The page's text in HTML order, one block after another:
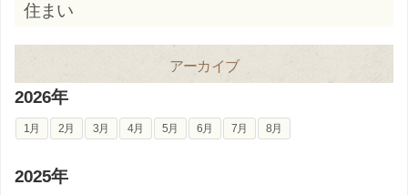
住まい
アーカイブ
2026年
1月 2月 3月 4月 5月 6月 7月 8月
2025年